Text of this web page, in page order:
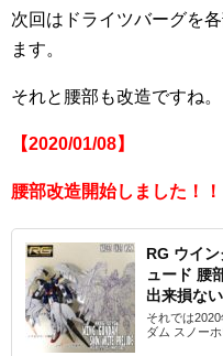
次回はドライツバーグを
ます。
それと腰部も改造ですね。
【2020/01/08】
腰部改造開始しました！！
RG ウイ
ュード 腰
出来損な
それでは
ダム スノー